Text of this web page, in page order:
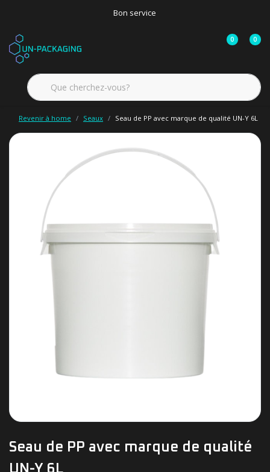
Bon service
0 0
Revenir à home Seaux Seau de PP avec marque de qualité UN-Y 6L
Seau de PP avec marque de qualité
UN-Y 6L